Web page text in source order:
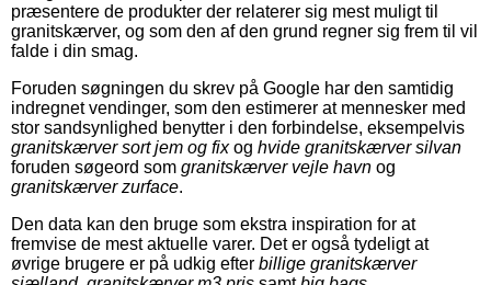
præsentere de produkter der relaterer sig mest muligt til
granitskærver, og som den af den grund regner sig frem til vil
falde i din smag.
Foruden søgningen du skrev på Google har den samtidig
indregnet vendinger, som den estimerer at mennesker med
stor sandsynlighed benytter i den forbindelse, eksempelvis
granitskærver sort jem og fixog hvide granitskærver silvan
foruden søgeord som granitskærver vejle havn og
granitskærver zurface.
Den data kan den bruge som ekstra inspiration for at
fremvise de mest aktuelle varer. Det er også tydeligt at
øvrige brugere er på udkig efter billige granitskærver